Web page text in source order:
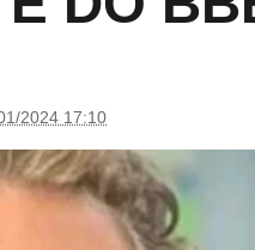
2024 17:10